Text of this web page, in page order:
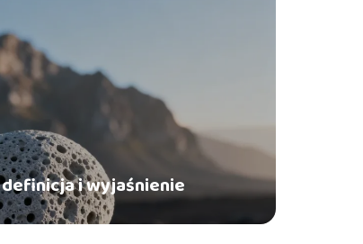
definicja i wyjaśnienie